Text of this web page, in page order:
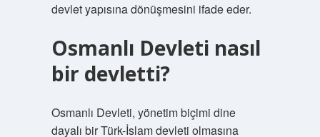
devlet yapısına dönüşmesini ifade eder.
Osmanlı Devleti nasıl
bir devletti?
Osmanlı Devleti, yönetim biçimi dine
dayalı bir Türk-İslam devleti olmasına